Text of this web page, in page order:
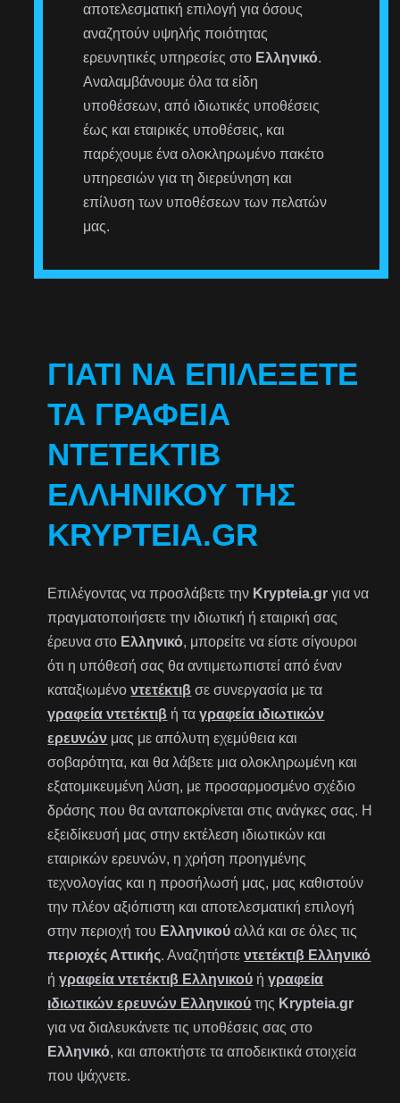
αποτελεσματική επιλογή για όσους
αναζητούν υψηλής ποιότητας
ερευνητικές υπηρεσίες στο Ελληνικό.
Αναλαμβάνουμε όλα τα είδη
υποθέσεων, από ιδιωτικές υποθέσεις
έως και εταιρικές υποθέσεις, και
παρέχουμε ένα ολοκληρωμένο πακέτο
υπηρεσιών για τη διερεύνηση και
επίλυση των υποθέσεων των πελατών
μας.
ΓΙΑΤΊ ΝΑ ΕΠΙΛΈΞΕΤΕ
ΤΑ ΓΡΑΦΕΊΑ
ΝΤΕΤΈΚΤΙΒ
ΕΛΛΗΝΙΚΟΎ ΤΗΣ
KRYPTEIA.GR
Επιλέγοντας να προσλάβετε την Krypteia.gr για να
πραγματοποιήσετε την ιδιωτική ή εταιρική σας
έρευνα στο Ελληνικό, μπορείτε να είστε σίγουροι
ότι η υπόθεσή σας θα αντιμετωπιστεί από έναν
καταξιωμένοντετέκτιβ σε συνεργασία με τα
γραφεία ντετέκτιβ ή ταγραφεία ιδιωτικών
ερευνών μας με απόλυτη εχεμύθεια και
σοβαρότητα, και θα λάβετε μια ολοκληρωμένη και
εξατομικευμένη λύση, με προσαρμοσμένο σχέδιο
δράσης που θα ανταποκρίνεται στις ανάγκες σας. Η
εξειδίκευσή μας στην εκτέλεση ιδιωτικών και
εταιρικών ερευνών, η χρήση προηγμένης
τεχνολογίας και η προσήλωσή μας, μας καθιστούν
την πλέον αξιόπιστη και αποτελεσματική επιλογή
στην περιοχή του Ελληνικού αλλά και σε όλες τις
περιοχές Αττικής. Αναζητήστεντετέκτιβ Ελληνικό
ήγραφεία ντετέκτιβ Ελληνικού ήγραφεία
ιδιωτικών ερευνών Ελληνικού της Krypteia.gr
για να διαλευκάνετε τις υποθέσεις σας στο
Ελληνικό, και αποκτήστε τα αποδεικτικά στοιχεία
που ψάχνετε.